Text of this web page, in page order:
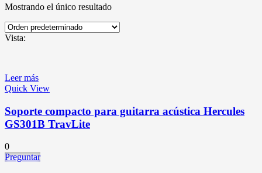
Mostrando el único resultado
Vista:
Leer más
Quick View
Soporte compacto para guitarra acústica Hercules
GS301B TravLite
0
Preguntar